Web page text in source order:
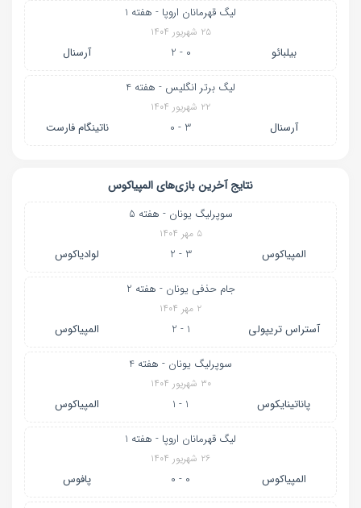
لیگ قهرمانان اروپا - هفته 1
۲۵ شهریور ۱۴۰۴
بیلبائو 0 - 2 آرسنال
لیگ برتر انگلیس - هفته 4
۲۲ شهریور ۱۴۰۴
آرسنال 3 - 0 ناتینگام فارست
نتایج آخرین بازی‌های المپیاکوس
سوپرلیگ یونان - هفته 5
۵ مهر ۱۴۰۴
المپیاکوس 3 - 2 لوادیاکوس
جام حذفی یونان - هفته 2
۲ مهر ۱۴۰۴
آستراس تریپولی 1 - 2 المپیاکوس
سوپرلیگ یونان - هفته 4
۳۰ شهریور ۱۴۰۴
پاناتینایکوس 1 - 1 المپیاکوس
لیگ قهرمانان اروپا - هفته 1
۲۶ شهریور ۱۴۰۴
المپیاکوس 0 - 0 پافوس